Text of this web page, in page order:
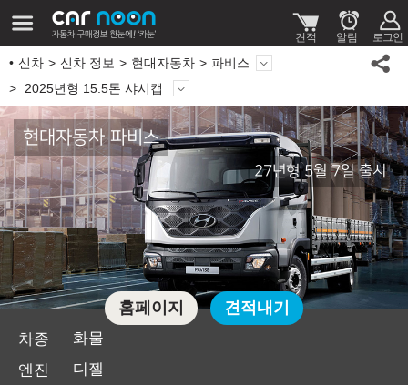
신차 신차 정보 현대자동차
파비스
2025년형 15.5톤 샤시캡
현대자동차 파비스
27년형 5월 7일 출시
차종
화물
엔진
디젤
홈페이지 견적내기